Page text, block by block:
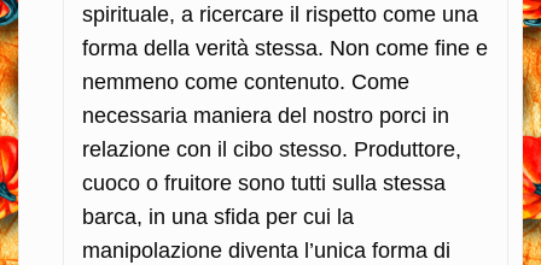
spirituale, a ricercare il rispetto come una
forma della verità stessa. Non come fine e
nemmeno come contenuto. Come
necessaria maniera del nostro porci in
relazione con il cibo stesso. Produttore,
cuoco o fruitore sono tutti sulla stessa
barca, in una sfida per cui la
manipolazione diventa l’unica forma di